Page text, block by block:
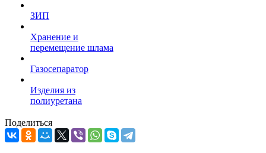
ЗИП
Хранение и
перемещение шлама
Газосепаратор
Изделия из
полиуретана
Поделиться